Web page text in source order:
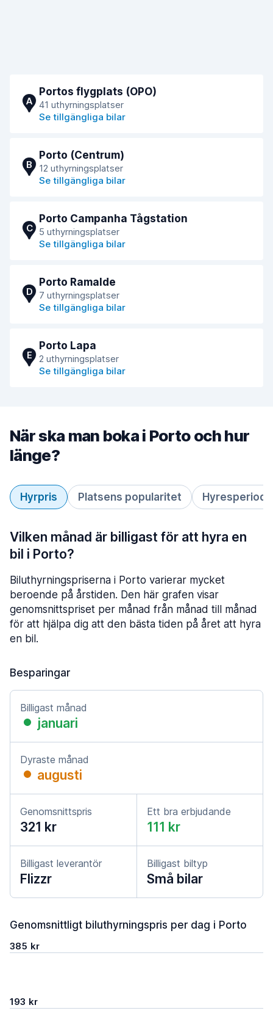
A
Portos flygplats (OPO)
41 uthyrningsplatser
Se tillgängliga bilar
B
Porto (Centrum)
12 uthyrningsplatser
Se tillgängliga bilar
C
Porto Campanha Tågstation
5 uthyrningsplatser
Se tillgängliga bilar
D
Porto Ramalde
7 uthyrningsplatser
Se tillgängliga bilar
E
Porto Lapa
2 uthyrningsplatser
Se tillgängliga bilar
När ska man boka i Porto och hur
länge?
Hyrpris Platsens popularitet Hyresperiod
Vilken månad är billigast för att hyra en
bil i Porto?
Biluthyrningspriserna i Porto varierar mycket
beroende på årstiden. Den här grafen visar
genomsnittspriset per månad från månad till månad
för att hjälpa dig att den bästa tiden på året att hyra
en bil.
Besparingar
Billigast månad
januari
Dyraste månad
augusti
Genomsnittspris
321 kr
Ett bra erbjudande
111 kr
Billigast leverantör
Flizzr
Billigast biltyp
Små bilar
Genomsnittligt biluthyrningspris per dag i Porto
385 kr
193 kr